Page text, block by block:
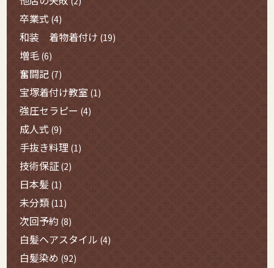
卒業式 (4)
和装 着物着付け (19)
増毛 (6)
奮闘記 (7)
宝塚着付け教室 (1)
強圧セラピー (4)
成人式 (9)
手抜き料理 (1)
技術保証 (2)
日本髪 (1)
未分類 (11)
次回予約 (8)
白髪ヘアスタイル (4)
白髪染め (92)